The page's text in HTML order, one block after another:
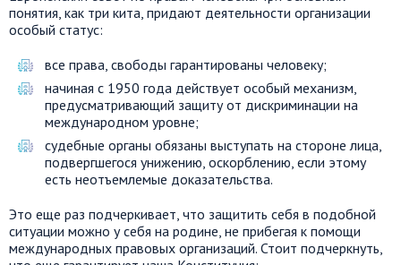
понятия, как три кита, придают деятельности организации
особый статус:
все права, свободы гарантированы человеку;
начиная с 1950 года действует особый механизм,
предусматривающий защиту от дискриминации на
международном уровне;
судебные органы обязаны выступать на стороне лица,
подвергшегося унижению, оскорблению, если этому
есть неотъемлемые доказательства.
Это еще раз подчеркивает, что защитить себя в подобной
ситуации можно у себя на родине, не прибегая к помощи
международных правовых организаций. Стоит подчеркнуть,